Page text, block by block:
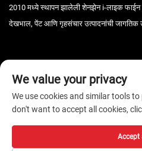
2010 मध्ये स्थापन झालेली शेनझेन i-लाइक फाईन
देखभाल, पेंट आणि गृहसंचार उत्पादनांची
कॉपीराइट © 2026 शेनझेन आय-लाइक फाइन
We value your privacy
We use cookies and similar tools
don't want to accept all cookies,
Accept